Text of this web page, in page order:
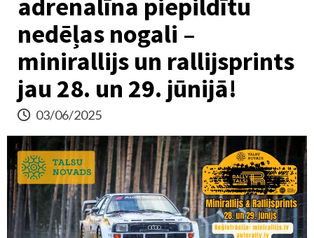
adrenalīna piepildītu
nedēļas nogali –
minirallijs un rallijsprints
jau 28. un 29. jūnijā!
03/06/2025